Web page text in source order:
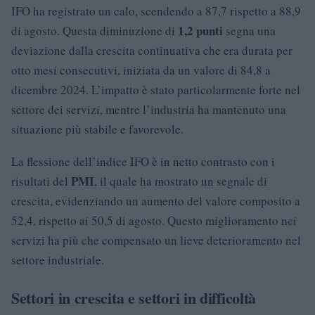
IFO ha registrato un calo, scendendo a 87,7 rispetto a 88,9
di agosto. Questa diminuzione di 1,2 punti segna una
deviazione dalla crescita continuativa che era durata per
otto mesi consecutivi, iniziata da un valore di 84,8 a
dicembre 2024. L’impatto è stato particolarmente forte nel
settore dei servizi, mentre l’industria ha mantenuto una
situazione più stabile e favorevole.
La flessione dell’indice IFO è in netto contrasto con i
risultati del PMI, il quale ha mostrato un segnale di
crescita, evidenziando un aumento del valore composito a
52,4, rispetto ai 50,5 di agosto. Questo miglioramento nei
servizi ha più che compensato un lieve deterioramento nel
settore industriale.
Settori in crescita e settori in difficoltà